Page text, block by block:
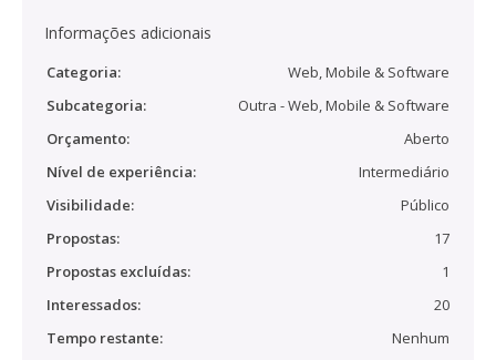
Informações adicionais
Categoria:
Web, Mobile & Software
Subcategoria:
Outra - Web, Mobile & Software
Orçamento:
Aberto
Nível de experiência:
Intermediário
Visibilidade:
Público
Propostas:
17
Propostas excluídas:
1
Interessados:
20
Tempo restante:
Nenhum